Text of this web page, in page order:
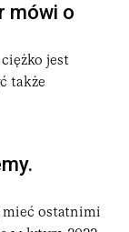
mówi o
jest
także
mieć ostatnimi